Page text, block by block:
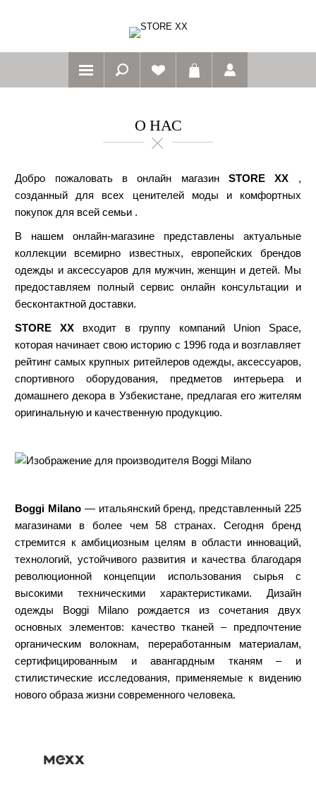
О НАС
Добро пожаловать в онлайн магазинSTORE XX ,
созданный для всех ценителей моды и комфортных
покупок для всей семьи .
В нашем онлайн-магазине представлены актуальные
коллекции всемирно известных, европейских брендов
одежды и аксессуаров для мужчин, женщин и детей. Мы
предоставляем полный сервис онлайн консультации и
бесконтактной доставки.
STORE XX входит в группу компаний Union Space,
которая начинает свою историю с 1996 года и возглавляет
рейтинг самых крупных ритейлеров одежды, аксессуаров,
спортивного оборудования, предметов интерьера и
домашнего декора в Узбекистане, предлагая его жителям
оригинальную и качественную продукцию.
Boggi Milano— итальянский бренд, представленный 225
магазинами в более чем 58 странах. Сегодня бренд
стремится к амбициозным целям в области инноваций,
технологий, устойчивого развития и качества благодаря
революционной концепции использования сырья с
высокими техническими характеристиками. Дизайн
одежды Boggi Milano рождается из сочетания двух
основных элементов: качество тканей – предпочтение
органическим волокнам, переработанным материалам,
сертифицированным и авангардным тканям – и
стилистические исследования, применяемые к видению
нового образа жизни современного человека.